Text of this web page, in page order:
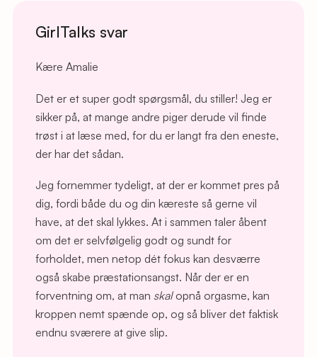
GirlTalks svar
Kære Amalie
Det er et super godt spørgsmål, du stiller! Jeg er
sikker på, at mange andre piger derude vil finde
trøst i at læse med, for du er langt fra den eneste,
der har det sådan.
Jeg fornemmer tydeligt, at der er kommet pres på
dig, fordi både du og din kæreste så gerne vil
have, at det skal lykkes. At i sammen taler åbent
om det er selvfølgelig godt og sundt for
forholdet, men netop dét fokus kan desværre
også skabe præstationsangst. Når der er en
forventning om, at man skal opnå orgasme, kan
kroppen nemt spænde op, og så bliver det faktisk
endnu sværere at give slip.